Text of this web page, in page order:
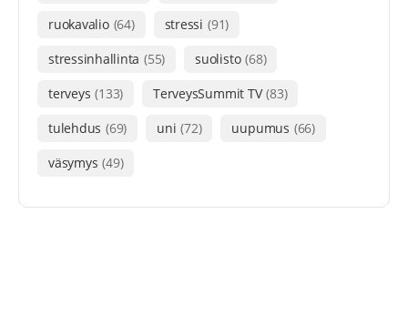
ruokavalio (64) stressi (91)
stressinhallinta (55) suolisto (68)
terveys (133) TerveysSummit TV (83)
tulehdus (69) uni (72) uupumus (66)
väsymys (49)